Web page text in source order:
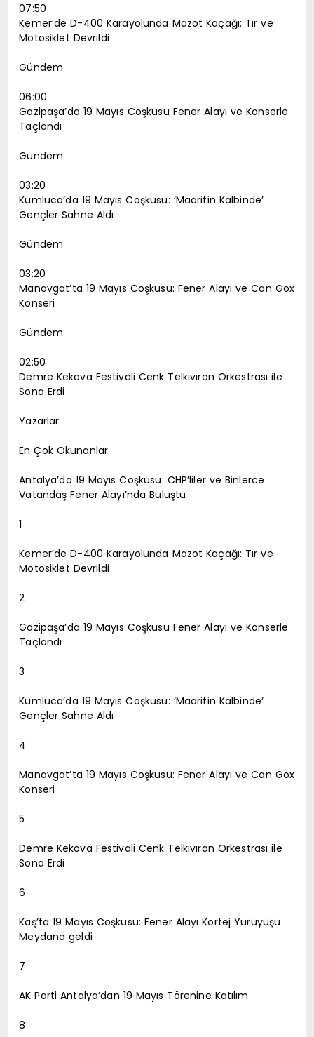
07:50
Kemer’de D-400 Karayolunda Mazot Kaçağı: Tır ve
Motosiklet Devrildi
Gündem
06:00
Gazipaşa’da 19 Mayıs Coşkusu Fener Alayı ve Konserle
Taçlandı
Gündem
03:20
Kumluca’da 19 Mayıs Coşkusu: ‘Maarifin Kalbinde’
Gençler Sahne Aldı
Gündem
03:20
Manavgat’ta 19 Mayıs Coşkusu: Fener Alayı ve Can Gox
Konseri
Gündem
02:50
Demre Kekova Festivali Cenk Telkıvıran Orkestrası ile
Sona Erdi
Yazarlar
En Çok Okunanlar
Antalya’da 19 Mayıs Coşkusu: CHP’liler ve Binlerce
Vatandaş Fener Alayı’nda Buluştu
1
Kemer’de D-400 Karayolunda Mazot Kaçağı: Tır ve
Motosiklet Devrildi
2
Gazipaşa’da 19 Mayıs Coşkusu Fener Alayı ve Konserle
Taçlandı
3
Kumluca’da 19 Mayıs Coşkusu: ‘Maarifin Kalbinde’
Gençler Sahne Aldı
4
Manavgat’ta 19 Mayıs Coşkusu: Fener Alayı ve Can Gox
Konseri
5
Demre Kekova Festivali Cenk Telkıvıran Orkestrası ile
Sona Erdi
6
Kaş’ta 19 Mayıs Coşkusu: Fener Alayı Kortej Yürüyüşü
Meydana geldi
7
AK Parti Antalya’dan 19 Mayıs Törenine Katılım
8